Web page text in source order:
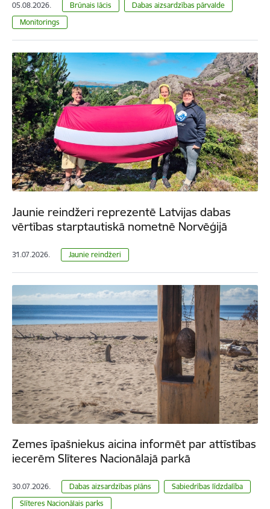
05.08.2026. Brūnais lācis
Dabas aizsardzības pārvalde
Monitorings
Jaunie reindžeri reprezentē Latvijas dabas
vērtības starptautiskā nometnē Norvēģijā
31.07.2026. Jaunie reindžeri
Zemes īpašniekus aicina informēt par attīstības
iecerēm Slīteres Nacionālajā parkā
30.07.2026. Dabas aizsardzības plāns
Sabiedrības līdzdalība
Slīteres Nacionālais parks